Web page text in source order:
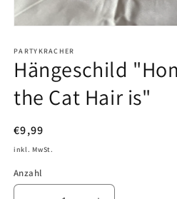
in
Modal
öffnen
PARTYKRACHER
Hängeschild
the Cat Hair is"
Normaler
Preis
€9,99
inkl. MwSt.
Anzahl